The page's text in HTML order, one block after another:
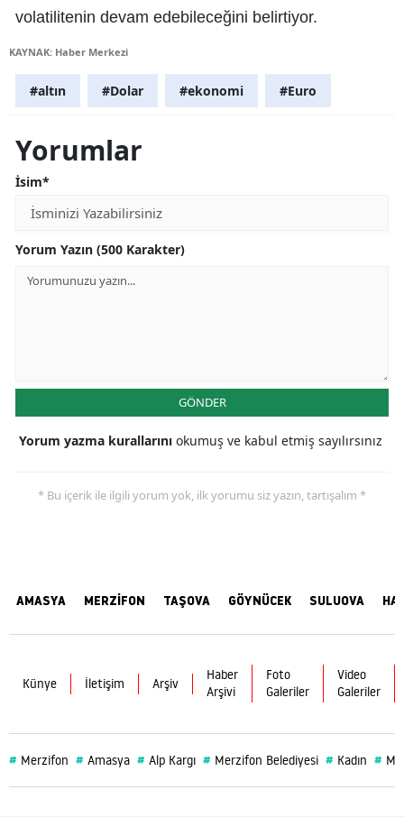
volatilitenin devam edebileceğini belirtiyor.
KAYNAK: Haber Merkezi
#altın #Dolar #ekonomi #Euro
Yorumlar
İsim*
Yorum Yazın (500 Karakter)
GÖNDER
Yorum yazma kurallarını okumuş ve kabul etmiş sayılırsınız
* Bu içerik ile ilgili yorum yok, ilk yorumu siz yazın, tartışalım *
AMASYA MERZİFON TAŞOVA GÖYNÜCEK SULUOVA
Künye İletişim Arşiv
Haber
Arşivi
Foto
Galeriler
Video
Galeriler
# Merzifon # Amasya # Alp Kargı # Merzifon Belediyesi # Kadın #